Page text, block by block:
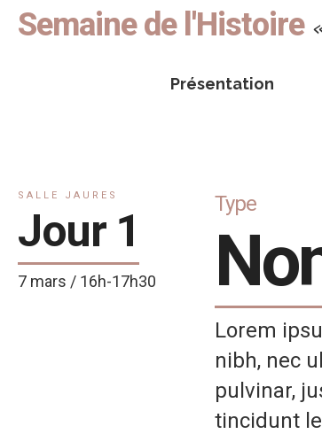
Semaine de l'Histoire
Présentation
SALLE JAURES
Jour 1
7 mars / 16h-17h30
Type
Lorem
nibh, nec
pulvinar,
tincidunt